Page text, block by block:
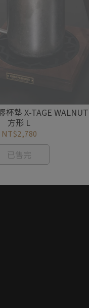
杯墊 X-TAGE WALNUT
方形 L
NT$2,780
已售完